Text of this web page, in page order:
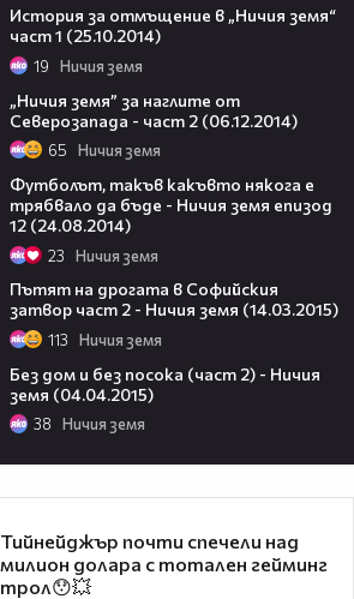
История за отмъщение в „Ничия земя“
част 1 (25.10.2014)
19 Ничия земя
„Ничия земя” за наглите от
Северозапада - част 2 (06.12.2014)
65 Ничия земя
Футболът, такъв какъвто някога е
трябвало да бъде - Ничия земя епизод
12 (24.08.2014)
23 Ничия земя
Пътят на дрогата в Софийския
затвор част 2 - Ничия земя (14.03.2015)
113 Ничия земя
Без дом и без посока (част 2) - Ничия
земя (04.04.2015)
38 Ничия земя
Тийнейджър почти спечели над
милион долара с тотален гейминг
трол😯💥